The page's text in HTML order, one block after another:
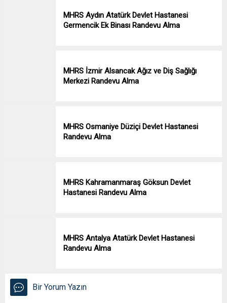
MHRS Aydın Atatürk Devlet Hastanesi
Germencik Ek Binası Randevu Alma
MHRS İzmir Alsancak Ağız ve Diş Sağlığı
Merkezi Randevu Alma
MHRS Osmaniye Düziçi Devlet Hastanesi
Randevu Alma
MHRS Kahramanmaraş Göksun Devlet
Hastanesi Randevu Alma
MHRS Antalya Atatürk Devlet Hastanesi
Randevu Alma
Bir Yorum Yazın